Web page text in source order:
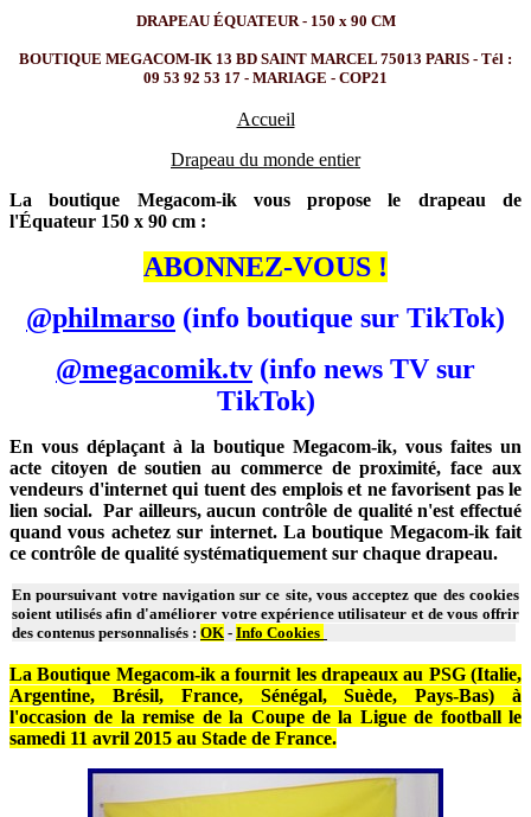
DRAPEAU ÉQUATEUR - 150 x 90 CM
BOUTIQUE MEGACOM-IK 13 BD SAINT MARCEL 75013 PARIS - Tél :
09 53 92 53 17 - MARIAGE - COP21
Accueil
Drapeau du monde entier
La boutique Megacom-ik vous propose le drapeau de
l'Équateur 150 x 90 cm :
ABONNEZ-VOUS !
@philmarso (info boutique sur TikTok)
@megacomik.tv (info news TV sur
TikTok)
En vous déplaçant à la boutique Megacom-ik, vous faites un
acte citoyen de soutien au commerce de proximité, face aux
vendeurs d'internet qui tuent des emplois et ne favorisent pas le
lien social. Par ailleurs, aucun contrôle de qualité n'est effectué
quand vous achetez sur internet. La boutique Megacom-ik fait
ce contrôle de qualité systématiquement sur chaque drapeau.
En poursuivant votre navigation sur ce site, vous acceptez que des cookies
soient utilisés afin d'améliorer votre expérience utilisateur et de vous offrir
des contenus personnalisés : OK - Info Cookies
La Boutique Megacom-ik a fournit les drapeaux au PSG (Italie,
Argentine, Brésil, France, Sénégal, Suède, Pays-Bas) à
l'occasion de la remise de la Coupe de la Ligue de football le
samedi 11 avril 2015 au Stade de France.